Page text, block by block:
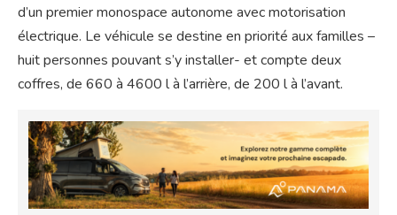
d’un premier monospace autonome avec motorisation
électrique. Le véhicule se destine en priorité aux familles –
huit personnes pouvant s’y installer- et compte deux
coffres, de 660 à 4600 l à l’arrière, de 200 l à l’avant.